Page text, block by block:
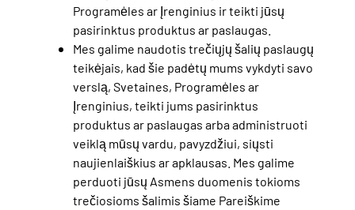
Programėles ar Įrenginius ir teikti jūsų
pasirinktus produktus ar paslaugas.
Mes galime naudotis trečiųjų šalių paslaugų
teikėjais, kad šie padėtų mums vykdyti savo
verslą, Svetaines, Programėles ar
Įrenginius, teikti jums pasirinktus
produktus ar paslaugas arba administruoti
veiklą mūsų vardu, pavyzdžiui, siųsti
naujienlaiškius ar apklausas. Mes galime
perduoti jūsų Asmens duomenis tokioms
trečiosioms šalimis šiame Pareiškime